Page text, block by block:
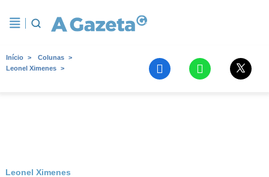
Início
Colunas
Leonel Ximenes
Leonel Ximenes